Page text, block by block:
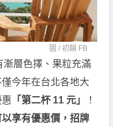
圖 /初韻 FB
漸層色擇、果粒充滿
今年在台北各地大
「第二杯 11 元」
！
享有優惠價，招牌